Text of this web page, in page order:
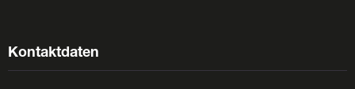
Kontaktdaten